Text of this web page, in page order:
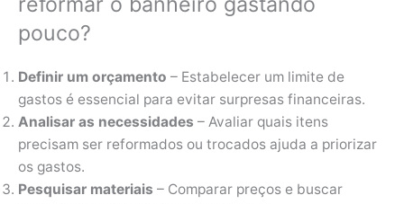
pouco?
Definir um orçamento – Estabelecer um limite de
gastos é essencial para evitar surpresas financeiras.
Analisar as necessidades – Avaliar quais itens
precisam ser reformados ou trocados ajuda a priorizar
os gastos.
Pesquisar materiais – Comparar preços e buscar